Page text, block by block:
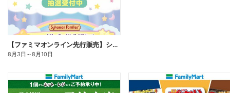
【ファミマオンライン先行販売】シルバニアファミリー
8月3日 ～8月10日